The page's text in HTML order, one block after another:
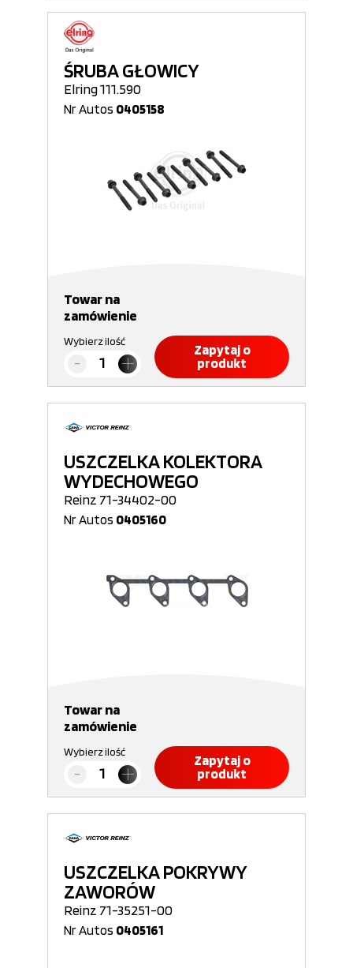
ŚRUBA GŁOWICY
Elring 111.590
Nr Autos 0405158
Towar na
zamówienie
Wybierz ilość
Zapytaj o
produkt
USZCZELKA KOLEKTORA
WYDECHOWEGO
Reinz 71-34402-00
Nr Autos 0405160
Towar na
zamówienie
Wybierz ilość
Zapytaj o
produkt
USZCZELKA POKRYWY
ZAWORÓW
Reinz 71-35251-00
Nr Autos 0405161